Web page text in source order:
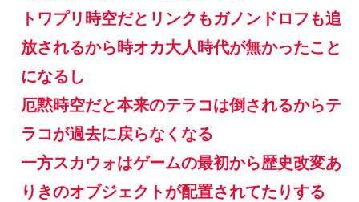
トワプリ時空だとリンクもガノンドロフも追
放されるから時オカ大人時代が無かったこと
になるし
厄黙時空だと本来のテラコは倒されるからテ
ラコが過去に戻らなくなる
一方スカウォはゲームの最初から歴史改変あ
りきのオブジェクトが配置されてたりする